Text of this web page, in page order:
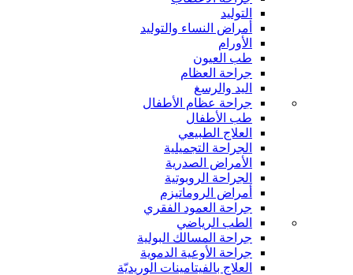
التوليد
أمراض النساء والتوليد
الأورام
طب العيون
جراحة العظام
اليد والرسغ
جراحة عظام الأطفال
طب الأطفال
العلاج الطبيعي
الجراحة التجميلية
الأمراض الصدرية
الجراحة الروبوتية
أمراض الروماتيزم
جراحة العمود الفقري
الطب الرياضي
جراحة المسالك البولية
جراحة الأوعية الدموية
العلاج بالفيتامينات الوريديّة